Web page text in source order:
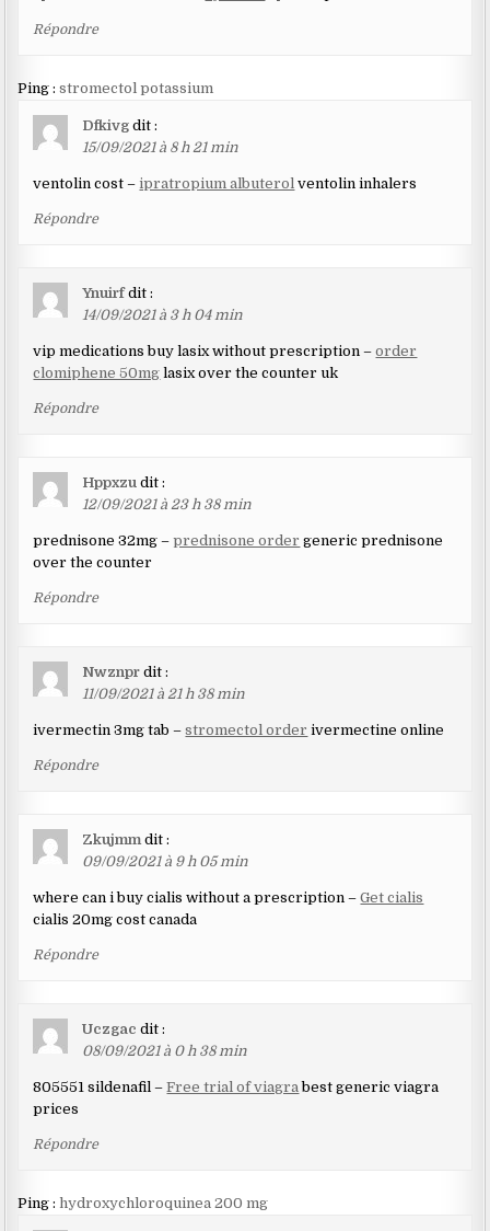
Répondre
Ping :stromectol potassium
Dfkivg dit :
15/09/2021 à 8 h 21 min
ventolin cost –ipratropium albuterol ventolin inhalers
Répondre
Ynuirf dit :
14/09/2021 à 3 h 04 min
vip medications buy lasix without prescription –order
clomiphene 50mg lasix over the counter uk
Répondre
Hppxzu dit :
12/09/2021 à 23 h 38 min
prednisone 32mg –prednisone order generic prednisone
over the counter
Répondre
Nwznpr dit :
11/09/2021 à 21 h 38 min
ivermectin 3mg tab –stromectol order ivermectine online
Répondre
Zkujmm dit :
09/09/2021 à 9 h 05 min
where can i buy cialis without a prescription –Get cialis
cialis 20mg cost canada
Répondre
Uczgac dit :
08/09/2021 à 0 h 38 min
805551 sildenafil –Free trial of viagrabest generic viagra
prices
Répondre
Ping :hydroxychloroquinea 200 mg